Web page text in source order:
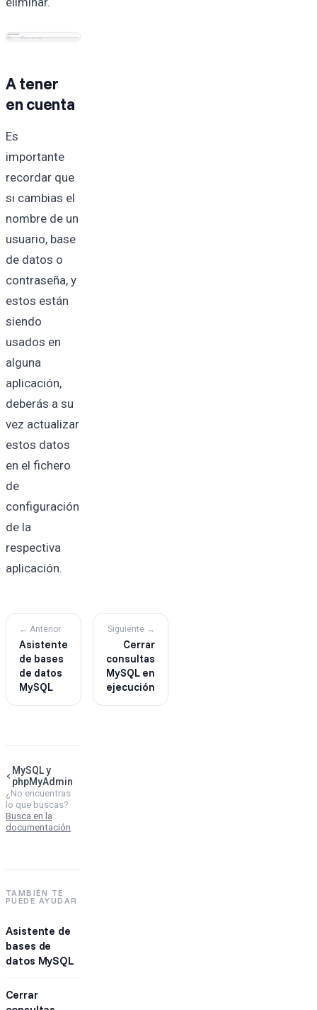
A tener
en cuenta
Es
importante
recordar que
si cambias el
nombre de un
usuario, base
de datos o
contraseña, y
estos están
siendo
usados en
alguna
aplicación,
deberás a su
vez actualizar
estos datos
en el fichero
de
configuración
de la
respectiva
aplicación.
← Anterior
Asistente
de bases
de datos
MySQL
Siguiente →
Cerrar
consultas
MySQL en
ejecución
MySQL y
phpMyAdmin
¿No encuentras
lo que buscas?
Busca en la
documentación.
TAMBIÉN TE
PUEDE AYUDAR
Asistente de
bases de
datos MySQL
Cerrar